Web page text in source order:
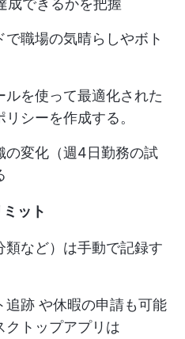
成できるかを把握
職場の気晴らしやボト
を使って最適化された
シーを作成する。
の変化（週4日勤務の試
ット
類など）は手動で記録す
追跡 や休暇の申請も可能
クトップアプリは